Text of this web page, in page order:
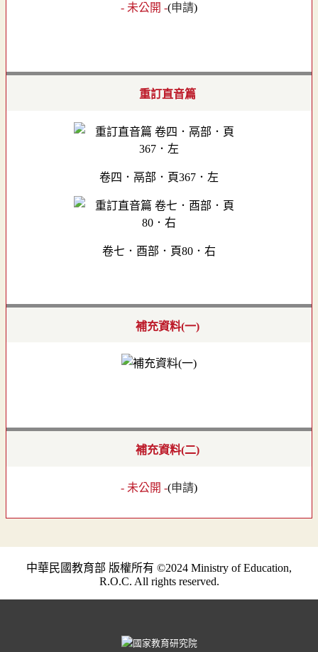
- 未公開 -(申請)
重訂直音篇
卷四．鬲部．頁367．左
卷七．酉部．頁80．右
補充資料(一)
補充資料(二)
- 未公開 -(申請)
中華民國教育部 版權所有 ©2024 Ministry of Education,
R.O.C. All rights reserved.